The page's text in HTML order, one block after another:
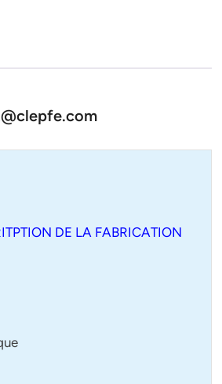
DE LA FABRICATION